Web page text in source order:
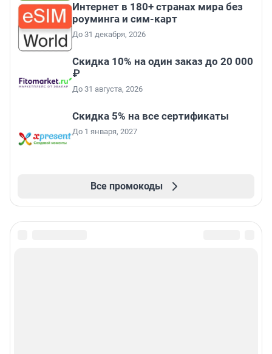
Интернет в 180+ странах мира без
роуминга и сим-карт
До 31 декабря, 2026
Скидка 10% на один заказ до 20 000
₽
До 31 августа, 2026
Скидка 5% на все сертификаты
До 1 января, 2027
Все промокоды